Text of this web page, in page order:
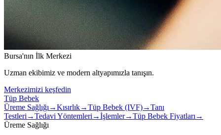
Bursa'nın İlk Merkezi
Uzman ekibimiz ve modern altyapımızla tanışın.
Merkezimizi keşfedin
Tüp Bebek
Üreme Sağlığı →Kısırlık→Tüp Bebek (IVF)→Tanı
Testleri →Tedavi Yöntemleri →İşlemler→Tüp Bebek Fiyatları →
Üreme Sağlığı